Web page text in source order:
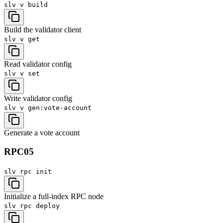
slv v build
Build the validator client
slv v get
Read validator config
slv v set
Write validator config
slv v gen:vote-account
Generate a vote account
RPC05
slv rpc init
Initialize a full-index RPC node
slv rpc deploy